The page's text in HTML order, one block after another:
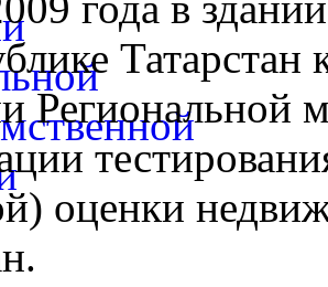
Региональной
оценки